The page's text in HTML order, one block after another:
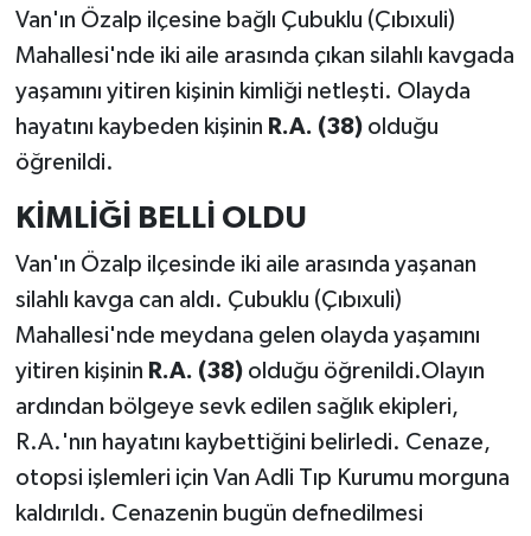
Van'ın Özalp ilçesine bağlı Çubuklu (Çıbıxuli)
Mahallesi'nde iki aile arasında çıkan silahlı kavgada
yaşamını yitiren kişinin kimliği netleşti. Olayda
hayatını kaybeden kişinin R.A. (38)olduğu
öğrenildi.
KİMLİĞİ BELLİ OLDU
Van'ın Özalp ilçesinde iki aile arasında yaşanan
silahlı kavga can aldı. Çubuklu (Çıbıxuli)
Mahallesi'nde meydana gelen olayda yaşamını
yitiren kişinin R.A. (38)olduğu öğrenildi.Olayın
ardından bölgeye sevk edilen sağlık ekipleri,
R.A.'nın hayatını kaybettiğini belirledi. Cenaze,
otopsi işlemleri için Van Adli Tıp Kurumu morguna
kaldırıldı. Cenazenin bugün defnedilmesi